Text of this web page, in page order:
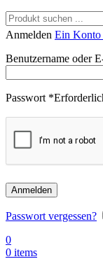
Anmelden Ein Konto
Benutzername oder
Passwort *
Anmelden
Passwort vergessen?
0
0 items